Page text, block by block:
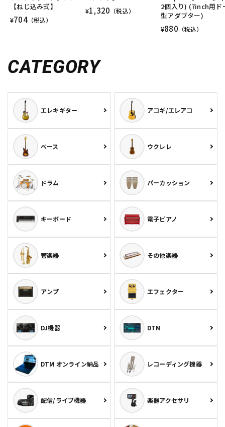
【ねじ込み式】
¥704（税込）
¥1,320 （税込）
2個入り) (7inch用ド
型アダプター)
¥880 （税込）
CATEGORY
エレキギター アコギ/エレアコ
ベース ウクレレ
ドラム パーカッション
キーボード 電子ピアノ
管楽器 その他楽器
アンプ エフェクター
DJ機器 DTM
DTM オンライン納品 レコーディング機器
配信/ライブ機器 楽器アクセサリ